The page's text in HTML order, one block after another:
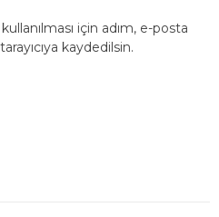
için adım, e-posta
kaydedilsin.